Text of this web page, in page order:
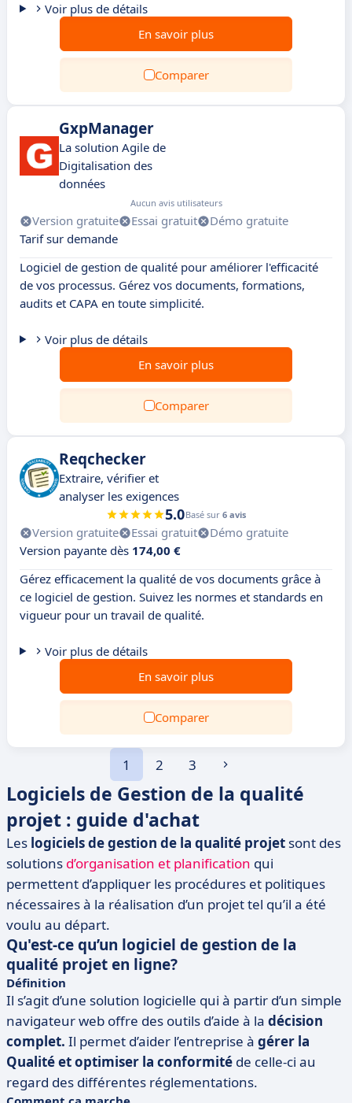
Voir plus de détails
En savoir plus
Comparer
GxpManager
La solution Agile de
Digitalisation des
données
Aucun avis utilisateurs
Version gratuite Essai gratuit
Démo gratuite
Tarif sur demande
Logiciel de gestion de qualité pour améliorer l'efficacité
de vos processus. Gérez vos documents, formations,
audits et CAPA en toute simplicité.
Voir plus de détails
En savoir plus
Comparer
Reqchecker
Extraire, vérifier et
analyser les exigences
5.0Basé sur 6 avis
Version gratuite Essai gratuit
Démo gratuite
Version payante dès 174,00 €
Gérez efficacement la qualité de vos documents grâce à
ce logiciel de gestion. Suivez les normes et standards en
vigueur pour un travail de qualité.
Voir plus de détails
En savoir plus
Comparer
1 2 3
Logiciels de Gestion de la qualité
projet : guide d'achat
Les logiciels de gestion de la qualité projet sont des
solutions d’organisation et planification qui
permettent d’appliquer les procédures et politiques
nécessaires à la réalisation d’un projet tel qu’il a été
voulu au départ.
Qu'est-ce qu’un logiciel de gestion de la
qualité projet en ligne?
Définition
Il s’agit d’une solution logicielle qui à partir d’un simple
navigateur web offre des outils d’aide à la décision
complet. Il permet d’aider l’entreprise à gérer la
Qualité et optimiser la conformité de celle-ci au
regard des différentes réglementations.